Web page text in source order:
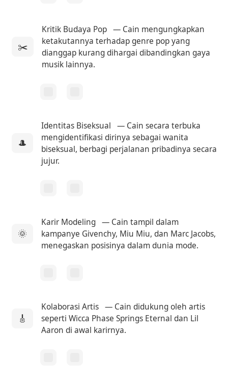
✂️
Kritik Budaya Pop — Cain mengungkapkan
ketakutannya terhadap genre pop yang
dianggap kurang dihargai dibandingkan gaya
musik lainnya.
🎩
Identitas Biseksual
— Cain secara terbuka
mengidentifikasi dirinya sebagai wanita
biseksual, berbagi perjalanan pribadinya secara
jujur.
🌞
Karir Modeling — Cain tampil dalam
kampanye Givenchy, Miu Miu, dan Marc Jacobs,
menegaskan posisinya dalam dunia mode.
🎸
Kolaborasi Artis — Cain didukung oleh artis
seperti Wicca Phase Springs Eternal dan Lil
Aaron di awal karirnya.